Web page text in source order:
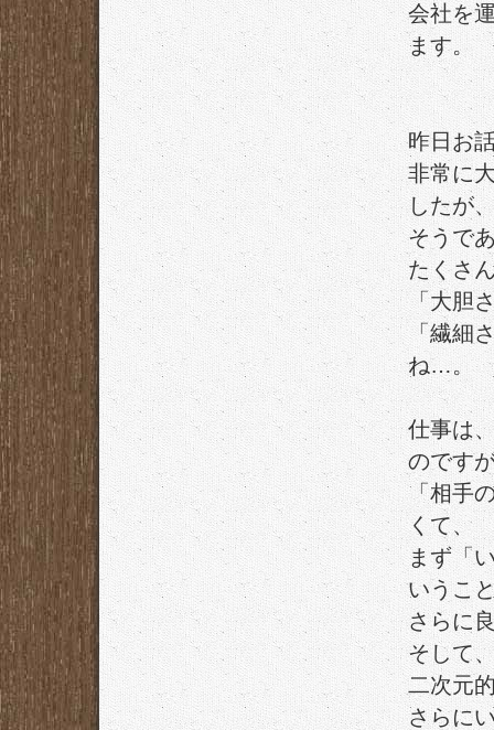
会社を
ます。
昨日お
非常に
したが
そうで
たくさ
「大胆
「繊細
ね…。
仕事は
のです
「相手
くて、
まず「
いうこ
さらに
そして
二次元
さらに